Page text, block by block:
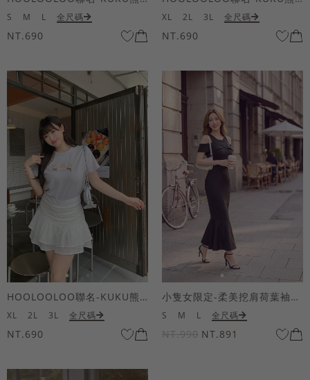
S M L 全尺碼
NT.690
XL 2L 3L 全尺碼
NT.690
HOOLOOLOO聯名-KUKU熊蝴蝶結短袖上衣
XL 2L 3L 全尺碼
NT.690
小隻女限定-柔美挖肩荷葉袖魚尾長洋裝
S M L 全尺碼
NT.990 NT.891